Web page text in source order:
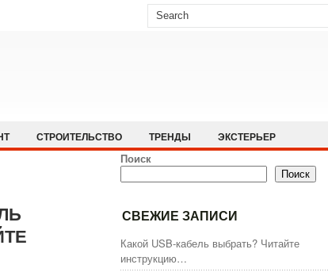
СТРОИТЕЛЬСТВО ТРЕНДЫ ЭКСТЕРЬЕР
Поиск
Поиск
СВЕЖИЕ ЗАПИСИ
Какой USB-кабель выбрать? Читайте
инструкцию…